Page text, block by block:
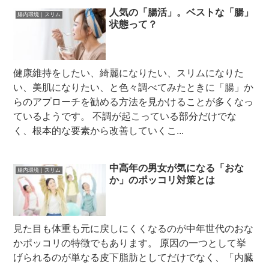
腸内環境｜スリム
人気の「腸活」。ベストな「腸」
状態って？
健康維持をしたい、綺麗になりたい、スリムになりた
い、美肌になりたい、と色々調べてみたときに「腸」か
らのアプローチを勧める方法を見かけることが多くなっ
ているようです。 不調が起こっている部分だけでな
く、根本的な要素から改善していくこ...
腸内環境｜スリム
中高年の男女が気になる「おな
か」のポッコリ対策とは
見た目も体重も元に戻しにくくなるのが中年世代のおな
かポッコリの特徴でもあります。 原因の一つとして挙
げられるのが単なる皮下脂肪としてだけでなく、「内臓